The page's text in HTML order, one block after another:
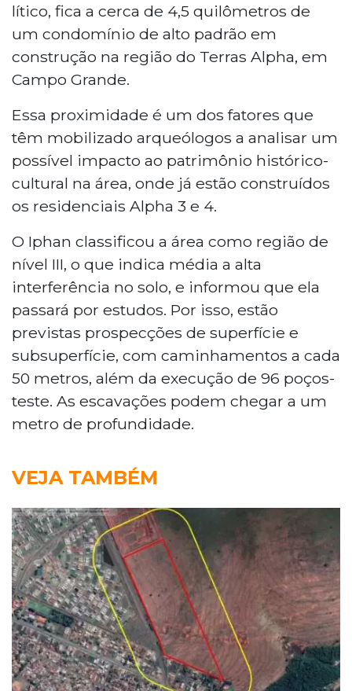
lítico, fica a cerca de 4,5 quilômetros de
um condomínio de alto padrão em
construção na região do Terras Alpha, em
Campo Grande.
Essa proximidade é um dos fatores que
têm mobilizado arqueólogos a analisar um
possível impacto ao patrimônio histórico-
cultural na área, onde já estão construídos
os residenciais Alpha 3 e 4.
O Iphan classificou a área como região de
nível III, o que indica média a alta
interferência no solo, e informou que ela
passará por estudos. Por isso, estão
previstas prospecções de superfície e
subsuperfície, com caminhamentos a cada
50 metros, além da execução de 96 poços-
teste. As escavações podem chegar a um
metro de profundidade.
VEJA TAMBÉM